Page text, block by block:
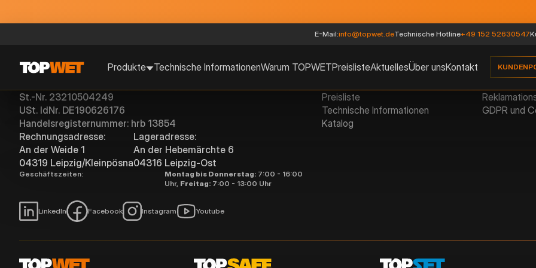
E-Mail:info@topwet.deTechnische Hotline+49 152 52630547
Produkte Technische InformationenWarum TOPWETPreislisteAktuellesÜber unsKontakt
TOPWET GmbH
St.-Nr. 23210504249
USt. IdNr. DE190626176
Handelsregisternummer: hrb 13854
Rechnungsadresse:
An der Weide 1
04319 Leipzig/Kleinpösna
Lageradresse:
An der Hebemärchte 6
04316 Leipzig-Ost
Geschäftszeiten: Montag bis Donnerstag: 7:00 - 16:00
Uhr, Freitag: 7:00 - 13:00 Uhr
LinkedIn Facebook Instagram Youtube
TOPWET
Preisliste
Technische Informationen
Katalog
GDPR und